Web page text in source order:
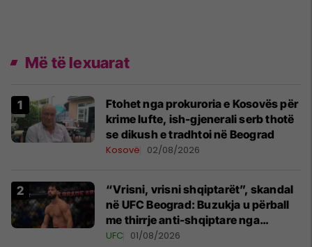
Më të lexuarat
Ftohet nga prokuroria e Kosovës për
krime lufte, ish-gjenerali serb thotë
se dikush e tradhtoi në Beograd
Kosovë 02/08/2026
“Vrisni, vrisni shqiptarët”, skandal
në UFC Beograd: Buzukja u përball
me thirrje anti-shqiptare nga
tribunat
UFC 01/08/2026